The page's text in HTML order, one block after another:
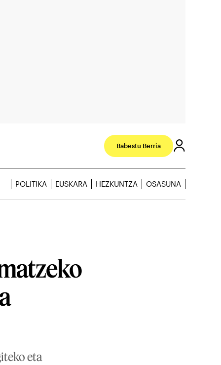
Babestu Berria
POLITIKA EUSKARA HEZKUNTZA OSASUNA
eta